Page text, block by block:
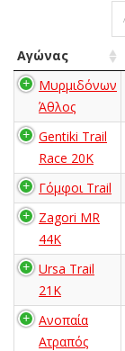
Αγώνας
Μυρμιδόνων
Άθλος
Gentiki Trail
Race 20K
Γόμφοι Trail
Zagori MR
44K
Ursa Trail
21K
Ανοπαία
Ατραπός